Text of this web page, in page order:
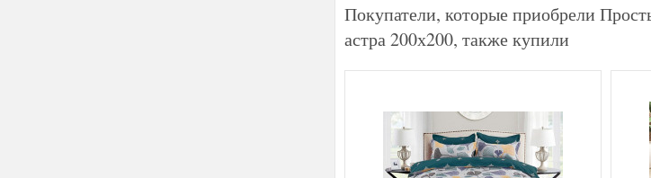
Покупатели, которые приобрели
астра 200х200, также купили